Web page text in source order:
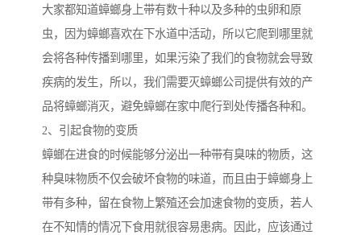
大家都知道蟑螂身上带有数十种以及多种的虫卵和原
虫，因为蟑螂喜欢在下水道中活动，所以它爬到哪里就
会将各种传播到哪里，如果污染了我们的食物就会导致
疾病的发生，所以，我们需要灭蟑螂公司提供有效的产
品将蟑螂消灭，避免蟑螂在家中爬行到处传播各种和。
2、引起食物的变质
蟑螂在进食的时候能够分泌出一种带有臭味的物质，这
种臭味物质不仅会破坏食物的味道，而且由于蟑螂身上
带有多种，留在食物上繁殖还会加速食物的变质，若人
在不知情的情况下食用就很容易患病。因此，应该通过